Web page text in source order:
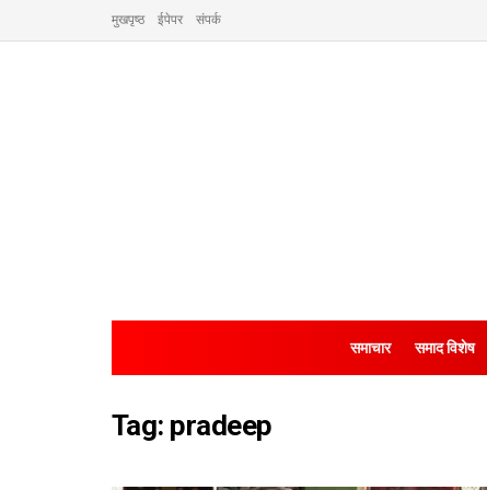
मुखपृष्ठ ईपेपर संपर्क
समाचार समाद विशेष
Tag: pradeep